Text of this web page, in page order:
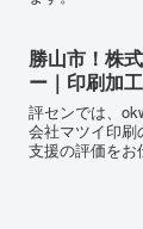
勝山市！株
ー｜印刷加
評センでは、
会社マツイ印刷
支援の評価をお